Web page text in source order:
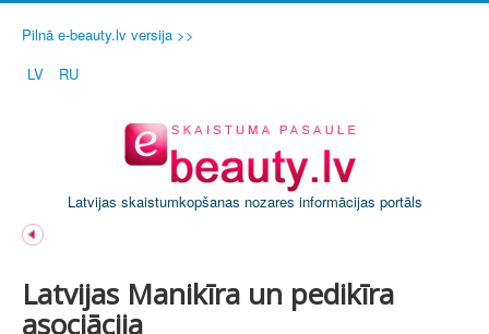
Pilnā e-beauty.lv versija >>
LV
RU
Latvijas skaistumkopšanas nozares informācijas portāls
Latvijas Manikīra un pedikīra
asociācija